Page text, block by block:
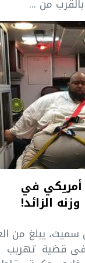
من ...
أمريكي في
الزائد!
سميث، يبلغ من
فى قضية تهريب